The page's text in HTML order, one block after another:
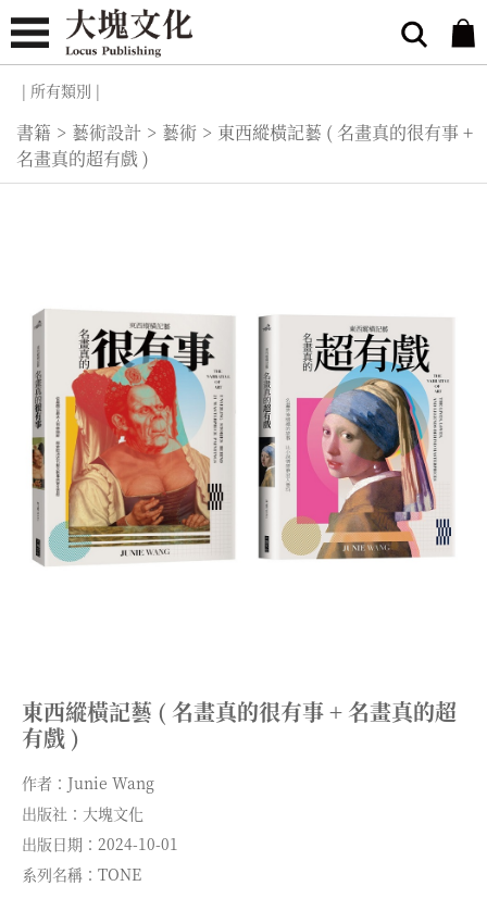
| 所有類別 |
書籍 > 藝術設計 > 藝術 > 東西縱橫記藝 ( 名畫真的很有事 +
名畫真的超有戲 )
東西縱橫記藝 ( 名畫真的很有事 + 名畫真的超
有戲 )
作者：Junie Wang
出版社：大塊文化
出版日期：2024-10-01
系列名稱：TONE